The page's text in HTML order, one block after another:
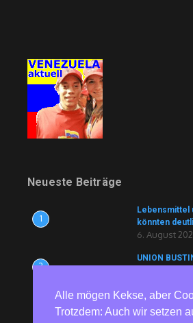
Neueste Beiträge
1
Lebensmittel
könnten
6. August
2
UNION
► Nutracorp
6. August
Alle mögen Kekse, aber
Trotzdem: Auch wir setzen